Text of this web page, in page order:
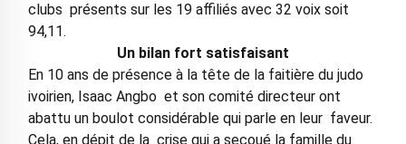
clubs présents sur les 19 affiliés avec 32 voix soit
94,11.
Un bilan fort satisfaisant
En 10 ans de présence à la tête de la faitière du judo
ivoirien, Isaac Angbo et son comité directeur ont
abattu un boulot considérable qui parle en leur faveur.
Cela, en dépit de la crise qui a secoué la famille du